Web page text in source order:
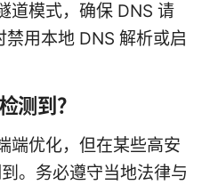
道模式，确保 DNS 请
用本地 DNS 解析或启
测到？
端优化，但在某些高安
。务必遵守当地法律与